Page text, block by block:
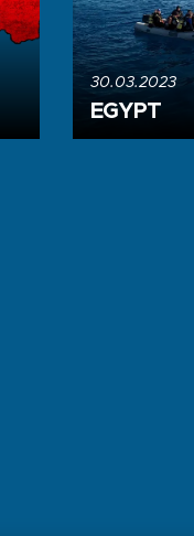
30.03.2023
EGYPT